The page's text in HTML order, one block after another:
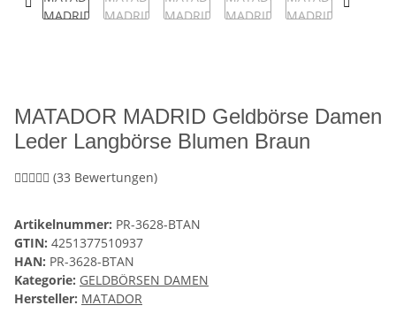
MATADOR MADRID Geldbörse Damen
Leder Langbörse Blumen Braun
(33 Bewertungen)
Artikelnummer: PR-3628-BTAN
GTIN: 4251377510937
HAN: PR-3628-BTAN
Kategorie: GELDBÖRSEN DAMEN
Hersteller: MATADOR